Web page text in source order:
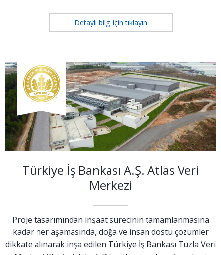
Detaylı bilgi için tıklayın
Türkiye İş Bankası A.Ş. Atlas Veri
Merkezi
Proje tasarımından inşaat sürecinin tamamlanmasına
kadar her aşamasında, doğa ve insan dostu çözümler
dikkate alınarak inşa edilen Türkiye İş Bankası Tuzla Veri